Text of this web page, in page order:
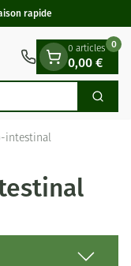
rapide
0 articles
0,00 €
0
intestinal